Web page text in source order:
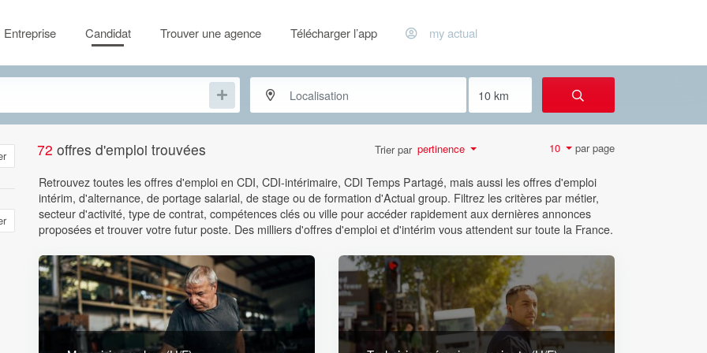
Entreprise Candidat Trouver une agence Télécharger l’app my actual
72 offres d'emploi trouvées Trier par pertinence 10 par page
Retrouvez toutes les offres d'emploi en CDI, CDI-intérimaire, CDI Temps Partagé, mais aussi les offres d'emploi
intérim, d'alternance, de portage salarial, de stage ou de formation d'Actual group. Filtrez les critères par métier,
secteur d'activité, type de contrat, compétences clés ou ville pour accéder rapidement aux dernières annonces
proposées et trouver votre futur poste. Des milliers d'offres d'emploi et d'intérim vous attendent sur toute la France.